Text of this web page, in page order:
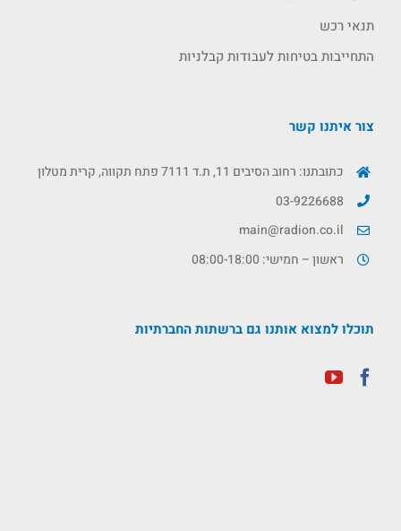
תנאי רכש
התחייבות בטיחות לעבודות קבלניות
צור איתנו קשר
כתובתנו: רחוב הסיבים 11, ת.ד 7111 פתח תקווה, קרית מטלון
03-9226688
main@radion.co.il
ראשון – חמישי: 08:00-18:00
תוכלו למצוא אותנו גם ברשתות החברתיות